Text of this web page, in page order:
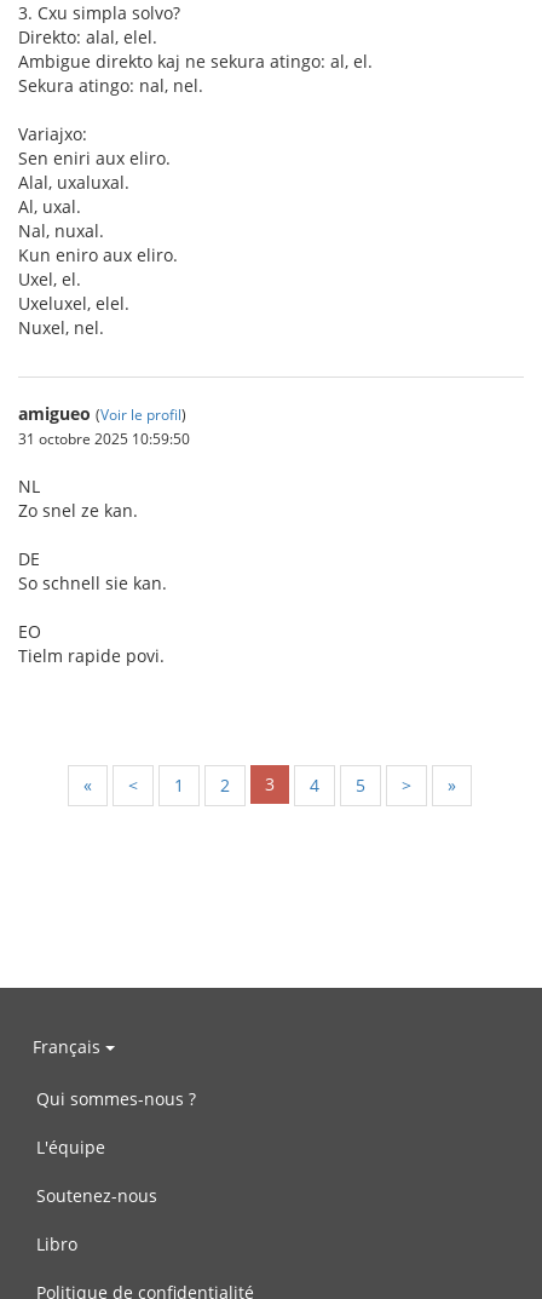
3. Cxu simpla solvo?
Direkto: alal, elel.
Ambigue direkto kaj ne sekura atingo: al, el.
Sekura atingo: nal, nel.
Variajxo:
Sen eniri aux eliro.
Alal, uxaluxal.
Al, uxal.
Nal, nuxal.
Kun eniro aux eliro.
Uxel, el.
Uxeluxel, elel.
Nuxel, nel.
amigueo (Voir le profil)
31 octobre 2025 10:59:50
NL
Zo snel ze kan.
DE
So schnell sie kan.
EO
Tielm rapide povi.
« < 1 2 3 4 5 > »
Français
Qui sommes-nous ?
L'équipe
Soutenez-nous
Libro
Politique de confidentialité